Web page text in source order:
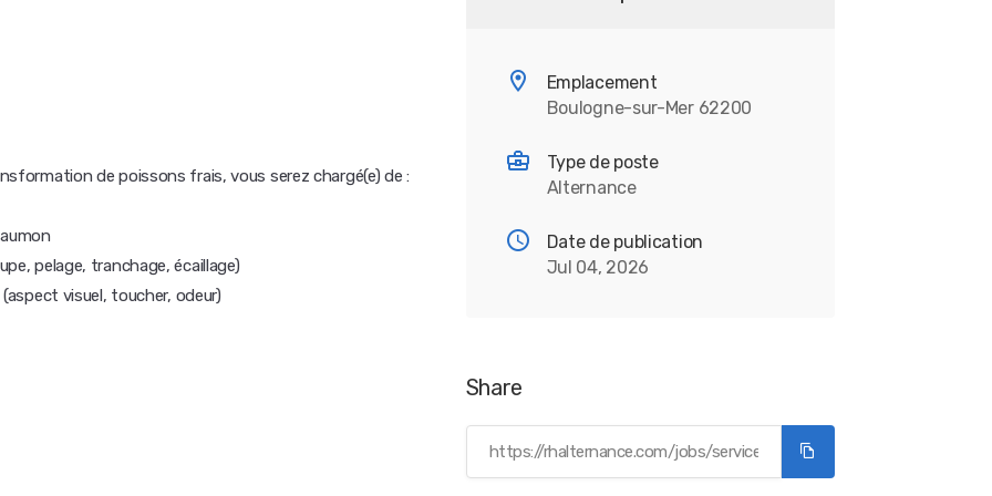
de poissons frais, vous serez chargé(e) de :
pelage, tranchage, écaillage)
visuel, toucher, odeur)
Emplacement
Boulogne-sur-Mer 62200
Type de poste
Alternance
Date de publication
Jul 04, 2026
Share